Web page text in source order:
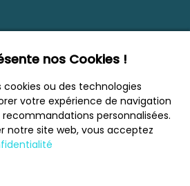
nos Cookies !
cookies ou des technologies
votre expérience de navigation
personnalisées.
notre site web, vous acceptez